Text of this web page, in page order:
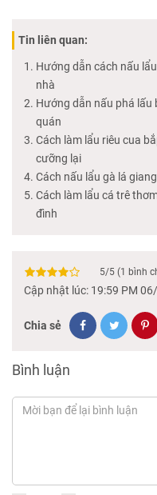
Tin liên quan:
Hướng dẫn cách nấu
nhà
Hướng dẫn nấu phá
quán
Cách làm lẩu riêu cua
cưỡng lại
Cách nấu lẩu gà lá
Cách làm lẩu cá trê
đình
5/5 (1 bình
Cập nhật lúc: 19:59 PM
Chia sẻ
Bình luận